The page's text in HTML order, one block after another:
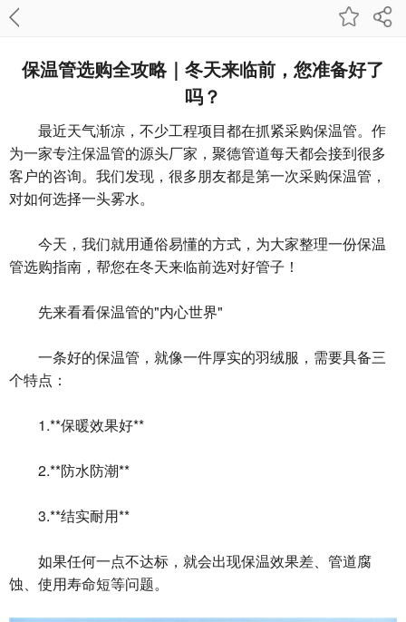
保温管选购全攻略｜冬天来临前，您准备好了
吗？
最近天气渐凉，不少工程项目都在抓紧采购保温管。作
为一家专注保温管的源头厂家，聚德管道每天都会接到很多
客户的咨询。我们发现，很多朋友都是第一次采购保温管，
对如何选择一头雾水。
今天，我们就用通俗易懂的方式，为大家整理一份保温
管选购指南，帮您在冬天来临前选对好管子！
先来看看保温管的"内心世界"
一条好的保温管，就像一件厚实的羽绒服，需要具备三
个特点：
1.**保暖效果好**
2.**防水防潮**
3.**结实耐用**
如果任何一点不达标，就会出现保温效果差、管道腐
蚀、使用寿命短等问题。